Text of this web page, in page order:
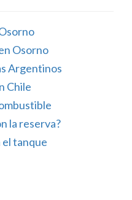
Osorno
Argentinos
Chile
la reserva?
tanque